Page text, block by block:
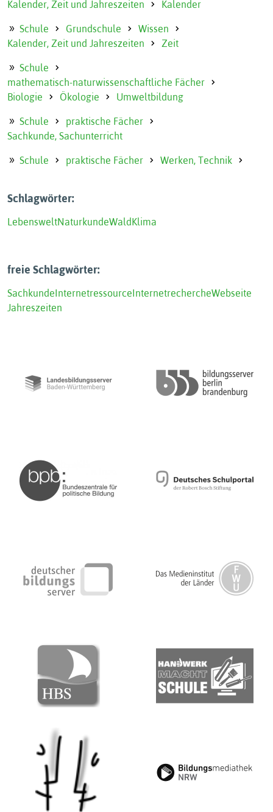
Kalender, Zeit und Jahreszeiten Kalender
Schule Grundschule
Wissen
Kalender, Zeit und Jahreszeiten
Zeit
Schule
mathematisch-naturwissenschaftliche Fächer
Biologie
Ökologie Umweltbildung
Schule
praktische Fächer
Sachkunde, Sachunterricht
Schule praktische Fächer Werken, Technik
Schlagwörter:
LebensweltNaturkundeWaldKlima
freie Schlagwörter:
SachkundeInternetressourceInternetrechercheWebseite
Jahreszeiten